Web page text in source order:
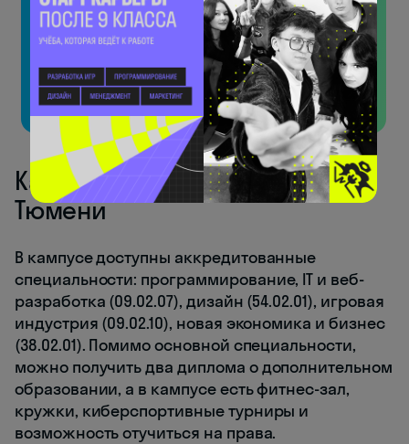
Узнаете особенности английской фонетики
и начнёте понимать носителей!
Бесплатно
Какие направления есть в
Тюмени
В кампусе доступны аккредитованные
специальности: программирование, IT и веб-
разработка (09.02.07), дизайн (54.02.01), игровая
индустрия (09.02.10), новая экономика и бизнес
(38.02.01). Помимо основной специальности,
можно получить два диплома о дополнительном
образовании, а в кампусе есть фитнес-зал,
кружки, киберспортивные турниры и
возможность отучиться на права.